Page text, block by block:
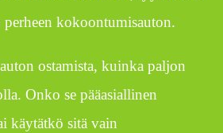
kokoontumisauton.
ostamista, kuinka paljon
Onko se pääasiallinen
käytätkö sitä vain